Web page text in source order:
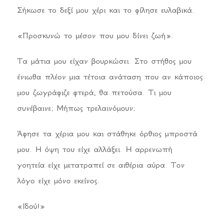
Σήκωσε το δεξί μου χέρι και το φίλησε ευλαβικά.
«Προσκυνώ το μέσον που μου δίνει ζωή».
Τα μάτια μου είχαν βουρκώσει. Στο στήθος μου
ένιωθα πλέον μια τέτοια ανάταση που αν κάποιος
μου ζωγράφιζε φτερά, θα πετούσα. Τι μου
συνέβαινε; Μήπως τρελαινόμουν;
Άφησε τα χέρια μου και στάθηκε όρθιος μπροστά
μου. Η όψη του είχε αλλάξει. Η αρρενωπή
γοητεία είχε μετατραπεί σε αιθέρια αύρα. Τον
λόγο είχε μόνο εκείνος.
«Ιδού!»